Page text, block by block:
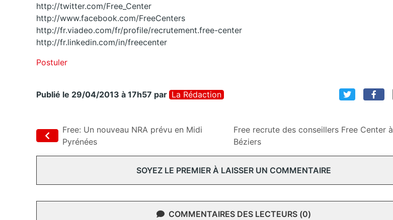
http://twitter.com/Free_Center
http://www.facebook.com/FreeCenters
http://fr.viadeo.com/fr/profile/recrutement.free-center
http://fr.linkedin.com/in/freecenter
Postuler
Publié le 29/04/2013 à 17h57 par La Rédaction
Free: Un nouveau NRA prévu en Midi
Pyrénées
Free recrute des conseillers Free Center à
Béziers
SOYEZ LE PREMIER À LAISSER UN COMMENTAIRE
COMMENTAIRES DES LECTEURS (0)